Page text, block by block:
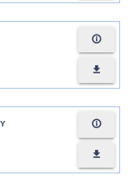
info_outline
file_download
info_outline
file_download